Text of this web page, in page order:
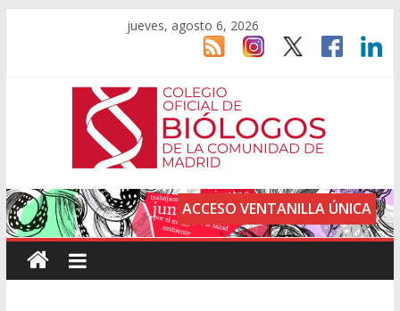
jueves, agosto 6, 2026
ACCESO VENTANILLA ÚNICA